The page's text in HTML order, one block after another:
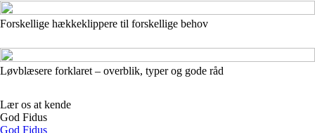
Forskellige hækkeklippere til forskellige behov
Løvblæsere forklaret – overblik, typer og gode råd
Lær os at kende
God Fidus
God Fidus